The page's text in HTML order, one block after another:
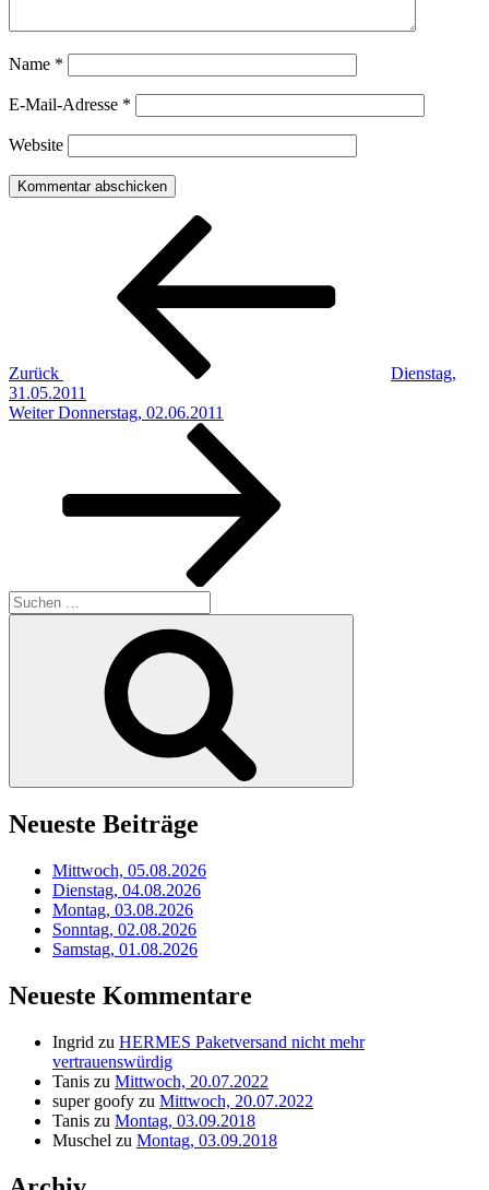
Name *
E-Mail-Adresse *
Website
Beitragsnavigation
Zurück
Dienstag,
31.05.2011
Nächster
Weiter Donnerstag, 02.06.2011
Suchen
nach:
Neueste Beiträge
Mittwoch, 05.08.2026
Dienstag, 04.08.2026
Montag, 03.08.2026
Sonntag, 02.08.2026
Samstag, 01.08.2026
Neueste Kommentare
Ingrid zu HERMES Paketversand nicht mehr
vertrauenswürdig
Tanis zu Mittwoch, 20.07.2022
super goofy zu Mittwoch, 20.07.2022
Tanis zu Montag, 03.09.2018
Muschel zu Montag, 03.09.2018